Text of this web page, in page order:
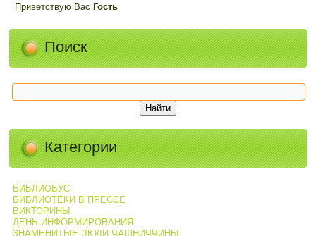
Приветствую Вас Гость
Поиск
Категории
БИБЛИОБУС
БИБЛИОТЕКИ В ПРЕССЕ
ВИКТОРИНЫ
ДЕНЬ ИНФОРМИРОВАНИЯ
ЗНАМЕНИТЫЕ ЛЮДИ ЧАШНИЧЧИНЫ